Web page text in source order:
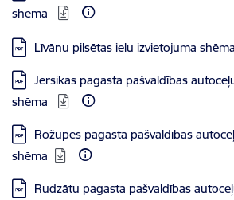
shēma
Lejupielādēt:
Līvānu pilsētas ielu izvietojuma shēma
Lejupielādēt:
Jersikas pagasta pašvaldības
shēma
Lejupielādēt:
Rožupes pagasta pašvaldības
shēma
Lejupielādēt:
Rudzātu pagasta pašvaldības